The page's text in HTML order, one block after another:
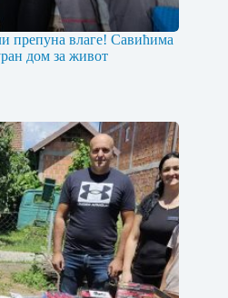
препуна влаге! Савићима
дом за живот